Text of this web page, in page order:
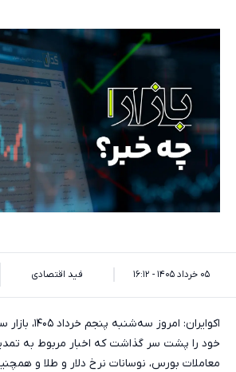
۰۵ خرداد ۱۴۰۵ - ۱۶:۱۲ فید اقتصادی
اکوایران: امروز
خود را پشت سر گذاشت که اخبار مربوط به
معاملات بورس، نوسانات نرخ دلار و طلا و